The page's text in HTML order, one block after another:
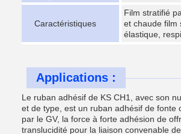
Caractéristiques
Film stratifié
et chaude film
élastique,
Applications :
Le ruban adhésif de KS CH1, avec son
et de type, est un ruban adhésif de fonte
par le GV, la force à forte adhésion de
translucidité pour la liaison convenable